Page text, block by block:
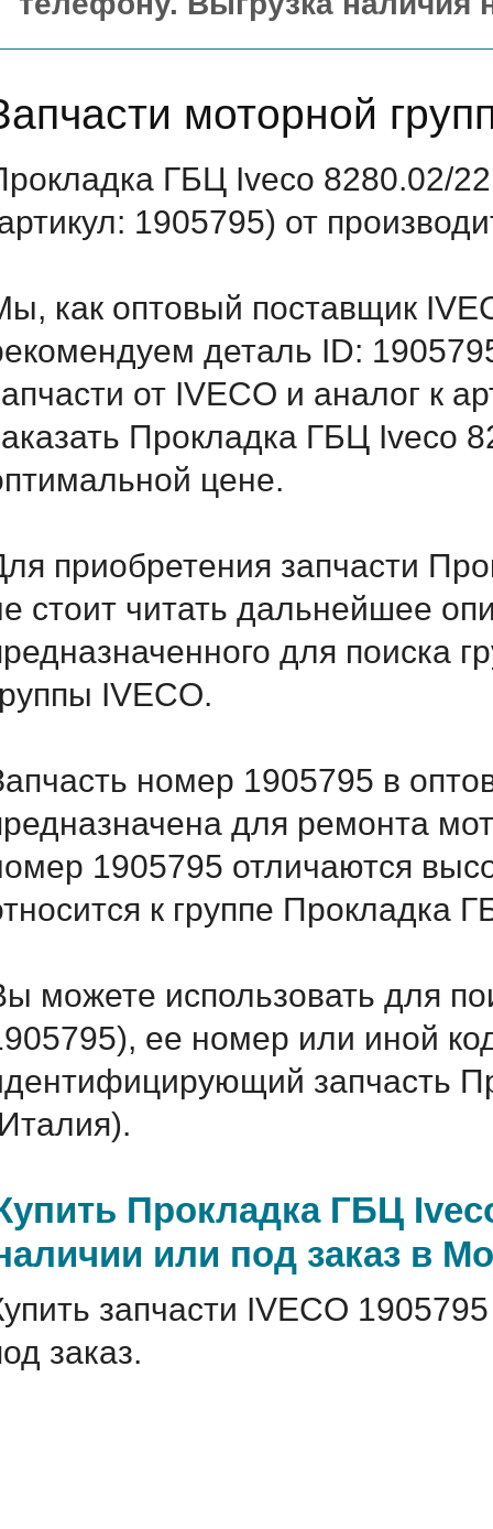
моторной
ГБЦ Iveco 8280.02/
1905795) от
как оптовый поставщик
деталь ID:
от IVECO и аналог к
Прокладка ГБЦ Iveco
цене.
приобретения запчасти
стоит читать дальнейшее
для поиска
IVECO.
номер 1905795 в
для ремонта
1905795 отличаются
к группе Прокладка
можете использовать для
ее номер или иной
запчасть
Прокладка ГБЦ
или под заказ в
запчасти IVECO
заказ.